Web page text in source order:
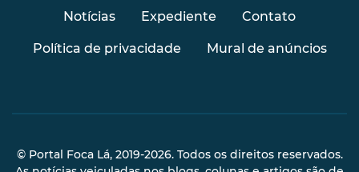
Notícias Expediente Contato
Política de privacidade Mural de anúncios
© Portal Foca Lá, 2019-2026. Todos os direitos reservados.